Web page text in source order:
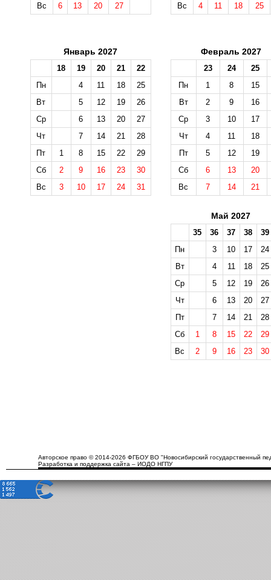
Вс
6 13 20 27
Вс
4 11 18 25
Январь 2027
18 19 20 21
22
Пн
4 11 18
25
Вт
5 12 19
26
Ср
6 13 20
27
Чт
7 14 21
28
Пт
1 8 15 22
29
Сб
2 9 16 23
30
Вс
3 10 17 24 31
Февраль 2027
23 24
25
Пн
1 8
15
Вт
2 9
16
Ср
3 10
17
Чт
4 11
18
Пт
5 12
19
Сб
6 13
20
Вс
7 14 21
Май 2027
35 36 37 38
39
Пн
3 10 17
24
Вт
4 11 18
25
Ср
5 12 19
26
Чт
6 13 20
27
Пт
7 14 21
28
Сб
1 8 15 22
29
Вс
2 9 16 23 30
Авторское право © 2014-2026 ФГБОУ ВО "Новосибирский государственный
Разработка и поддержка сайта – ИОДО НГПУ